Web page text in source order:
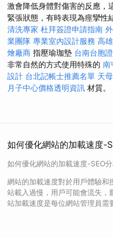
激會降低身體對傷害的反應，
緊張狀態，有時表現為痙攣性
清洗專家 杜拜簽證申請指南
業團隊 專業室內設計服務 高
燴廠商 指壓瑜珈墊 台南台胞
非常自然的方式使用特殊的 南
設計 台北記帳士推薦名單 天
月子中心價格透明資訊 材質。
如何優化網站的加載速度-
如何優化網站的加載速度-SEO
網站的加載速度對於用戶體驗和
站載入過慢，用戶可能會流失，
站加載速度是每位網站管理員需